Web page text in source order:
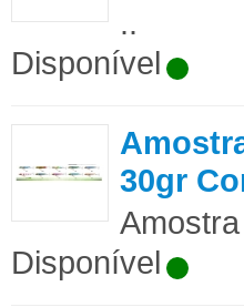
..
Disponível
30gr
Disponível